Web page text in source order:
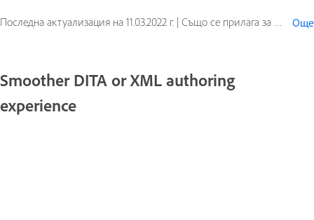
Последна актуализация на 11.03.2022 г. | Също се прилага за FrameMaker (2019 release) Още
Smoother DITA or XML authoring
experience